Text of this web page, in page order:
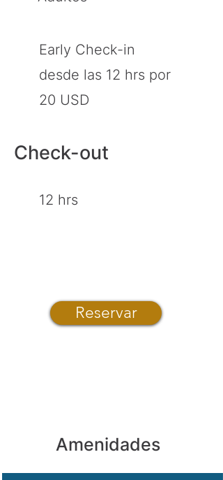
Early Check-in
desde las 12 hrs por
20 USD
Check-out
12 hrs
Reservar
Amenidades